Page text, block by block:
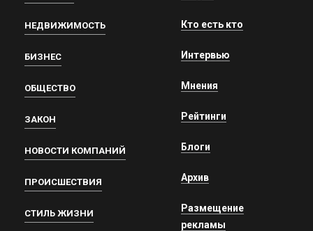
НЕДВИЖИМОСТЬ
БИЗНЕС
ОБЩЕСТВО
ЗАКОН
НОВОСТИ КОМПАНИЙ
ПРОИСШЕСТВИЯ
СТИЛЬ ЖИЗНИ
Кто есть кто
Интервью
Мнения
Рейтинги
Блоги
Архив
Размещение
рекламы